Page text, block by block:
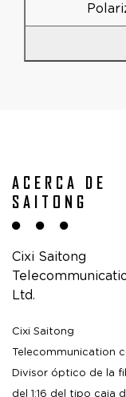
ACERCA DE
SAITONG
Cixi Saitong
Ltd.
Cixi Saitong
Telecommunication
Divisor óptico de la
del 1:16 del tipo caja